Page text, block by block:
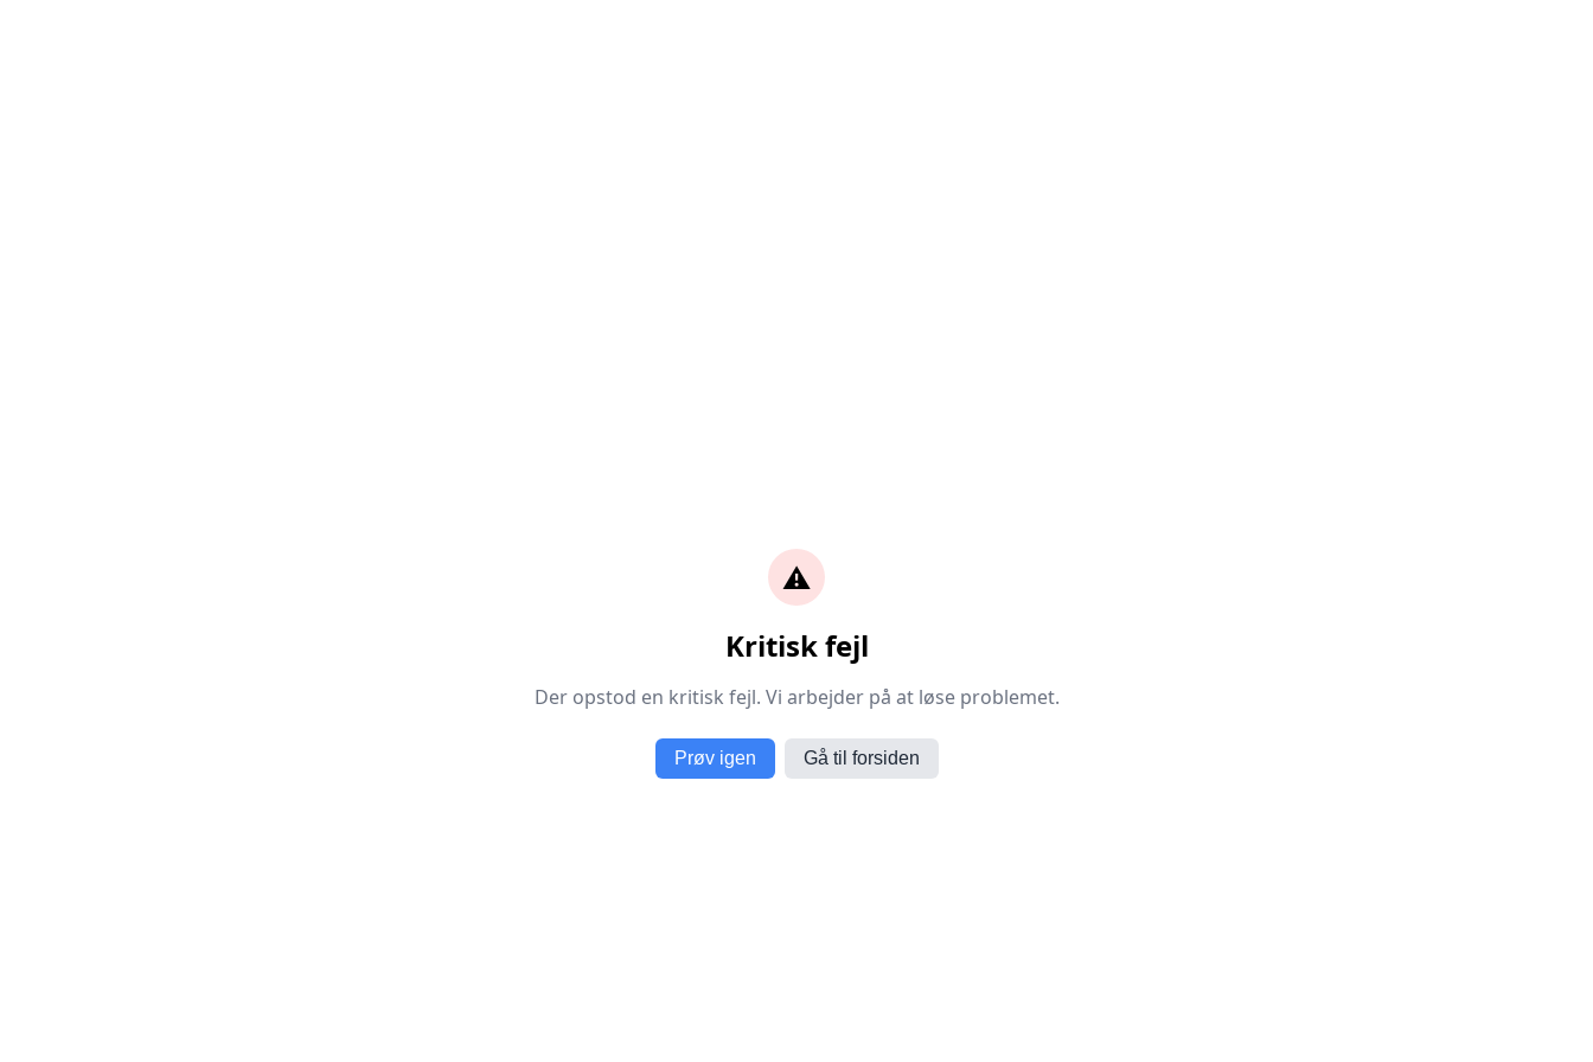
⚠️
Kritisk fejl
Der opstod en kritisk fejl. Vi arbejder på at løse problemet.
Prøv igen Gå til forsiden